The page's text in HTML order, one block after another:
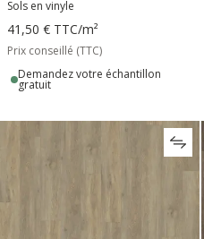
Sols en vinyle
41,50 € TTC/m²
Prix conseillé (TTC)
Demandez votre échantillon
gratuit